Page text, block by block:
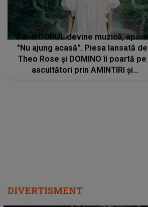
Când DORUL devine muzică, apare
"Nu ajung acasă". Piesa lansată de
Theo Rose și DOMINO îi poartă pe
ascultători prin AMINTIRI și
DIVERTISMENT